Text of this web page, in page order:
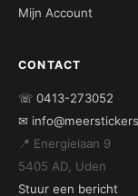
Mijn Account
CONTACT
☏ 0413-273052
✉
📍 Energielaan 9
5405 AD, Uden
Stuur een bericht